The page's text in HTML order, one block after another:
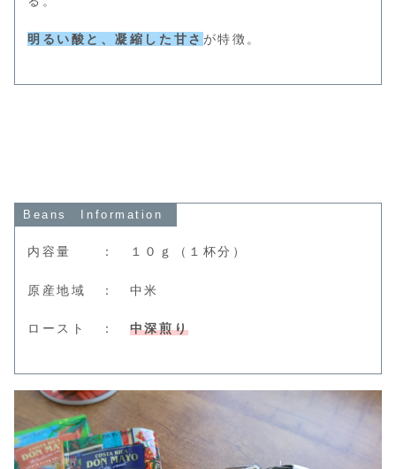
明るい酸と、凝縮した甘さ が特徴。
Beans Information
内容量 ： １０ｇ（１杯分）
原産地域 ： 中米
ロースト ： 中深煎り